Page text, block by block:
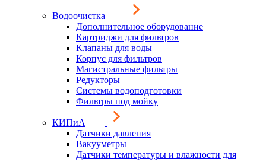
Водоочистка
Дополнительное оборудование
Картриджи для фильтров
Клапаны для воды
Корпус для фильтров
Магистральные фильтры
Редукторы
Системы водоподготовки
Фильтры под мойку
КИПиА
Датчики давления
Вакууметры
Датчики температуры и влажности для